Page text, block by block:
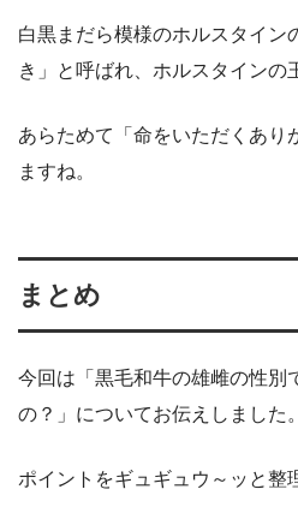
白黒まだら模様のホルスタイン
き」と呼ばれ、ホルスタインの
あらためて「命をいただくあり
ますね。
まとめ
今回は「黒毛和牛の雄雌の性別
の？」についてお伝えしました。
ポイントをギュギュウ～ッと整